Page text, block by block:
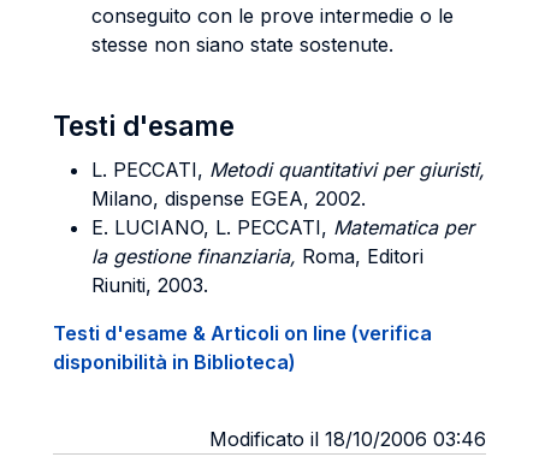
conseguito con le prove intermedie o le
stesse non siano state sostenute.
Testi d'esame
L. PECCATI, Metodi quantitativi per giuristi,
Milano, dispense EGEA, 2002.
E. LUCIANO, L. PECCATI, Matematica per
la gestione finanziaria, Roma, Editori
Riuniti, 2003.
Testi d'esame & Articoli on line (verifica
disponibilità in Biblioteca)
Modificato il 18/10/2006 03:46